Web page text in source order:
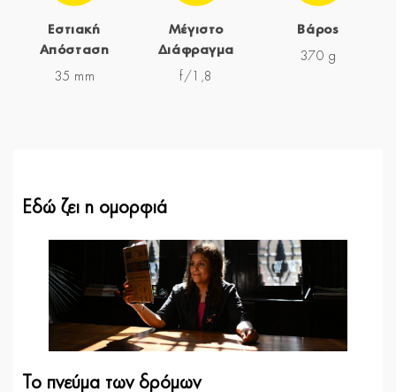
Εστιακή
Απόσταση
35 mm
Μέγιστο
Διάφραγμα
f/1,8
Βάρος
370 g
Εδώ ζει η ομορφιά
Το πνεύμα των δρόμων